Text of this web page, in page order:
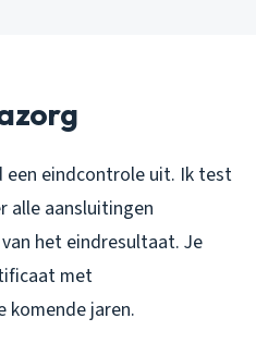
eindcontrole uit. Ik test
alle aansluitingen
het eindresultaat. Je
met
komende jaren.